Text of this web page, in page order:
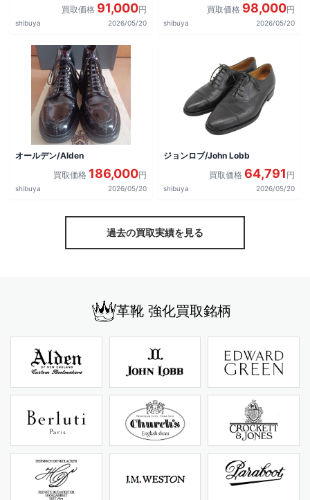
買取価格 91,000円
shibuya 2026/05/20
買取価格 98,000円
shibuya 2026/05/20
オールデン/Alden
買取価格 186,000円
shibuya 2026/05/20
ジョンロブ/John Lobb
買取価格 64,791 円
shibuya 2026/05/20
過去の買取実績を見る
革靴 強化買取銘柄